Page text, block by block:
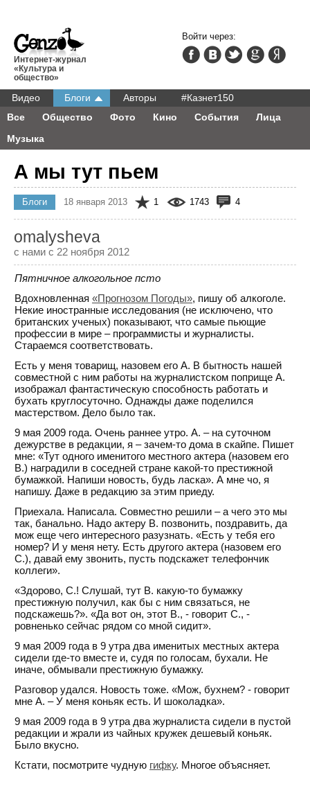
Интернет-журнал
«Культура и
общество»
Видео Блоги Авторы
#Казнет150
Все
Общество Фото Кино События
Лица
Музыка
Войти через:
А мы тут пьем
Блоги 18 января 2013 1 1743 4
omalysheva
с нами с 22 ноября 2012
Пятничное алкогольное псто
Вдохновленная «Прогнозом Погоды», пишу об алкоголе.
Некие иностранные исследования (не исключено, что
британских ученых) показывают, что самые пьющие
профессии в мире – программисты и журналисты.
Стараемся соответствовать.
Есть у меня товарищ, назовем его А. В бытность нашей
совместной с ним работы на журналистском поприще А.
изображал фантастическую способность работать и
бухать круглосуточно. Однажды даже поделился
мастерством. Дело было так.
9 мая 2009 года. Очень раннее утро. А. – на суточном
дежурстве в редакции, я – зачем-то дома в скайпе. Пишет
мне: «Тут одного именитого местного актера (назовем его
В.) наградили в соседней стране какой-то престижной
бумажкой. Напиши новость, будь ласка». А мне чо, я
напишу. Даже в редакцию за этим приеду.
Приехала. Написала. Совместно решили – а чего это мы
так, банально. Надо актеру В. позвонить, поздравить, да
мож еще чего интересного разузнать. «Есть у тебя его
номер? И у меня нету. Есть другого актера (назовем его
С.), давай ему звонить, пусть подскажет телефончик
коллеги».
«Здорово, С.! Слушай, тут В. какую-то бумажку
престижную получил, как бы с ним связаться, не
подскажешь?». «Да вот он, этот В., - говорит С., -
ровненько сейчас рядом со мной сидит».
9 мая 2009 года в 9 утра два именитых местных актера
сидели где-то вместе и, судя по голосам, бухали. Не
иначе, обмывали престижную бумажку.
Разговор удался. Новость тоже. «Мож, бухнем? - говорит
мне А. – У меня коньяк есть. И шоколадка».
9 мая 2009 года в 9 утра два журналиста сидели в пустой
редакции и жрали из чайных кружек дешевый коньяк.
Было вкусно.
Кстати, посмотрите чудную гифку. Многое объясняет.